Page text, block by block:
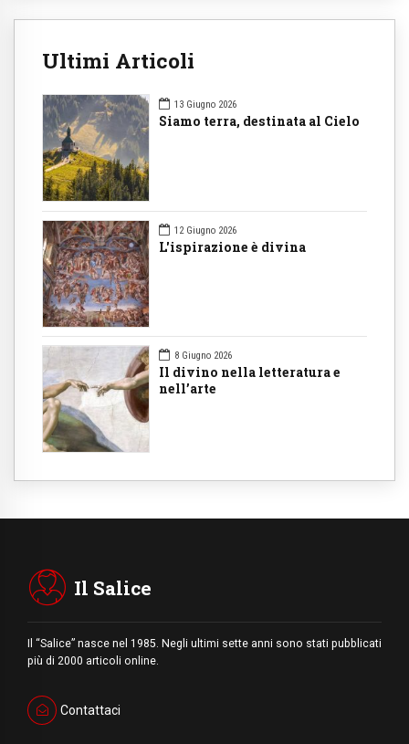
Ultimi Articoli
13 Giugno 2026
Siamo terra, destinata al Cielo
12 Giugno 2026
L'ispirazione è divina
8 Giugno 2026
Il divino nella letteratura e
nell’arte
Il Salice
Il “Salice” nasce nel 1985. Negli ultimi sette anni sono stati pubblicati
più di 2000 articoli online.
Contattaci